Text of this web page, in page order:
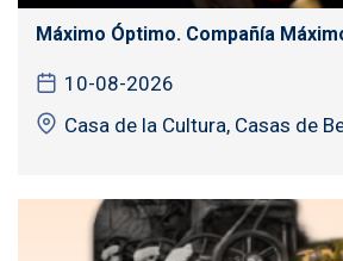
Máximo Óptimo. Compañía
10-08-2026
Casa de la Cultura, Casas de